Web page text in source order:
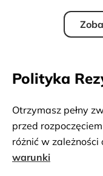
Polityka
Otrzymasz pełny
przed
różnić w
warunki